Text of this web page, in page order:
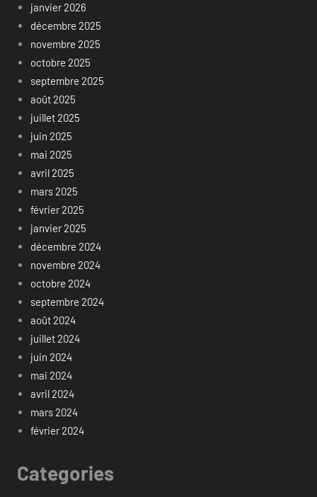
janvier 2026
décembre 2025
novembre 2025
octobre 2025
septembre 2025
août 2025
juillet 2025
juin 2025
mai 2025
avril 2025
mars 2025
février 2025
janvier 2025
décembre 2024
novembre 2024
octobre 2024
septembre 2024
août 2024
juillet 2024
juin 2024
mai 2024
avril 2024
mars 2024
février 2024
Categories